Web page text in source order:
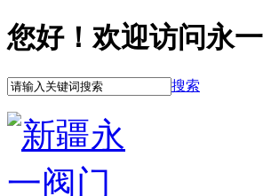
您好！欢迎访问永
搜索